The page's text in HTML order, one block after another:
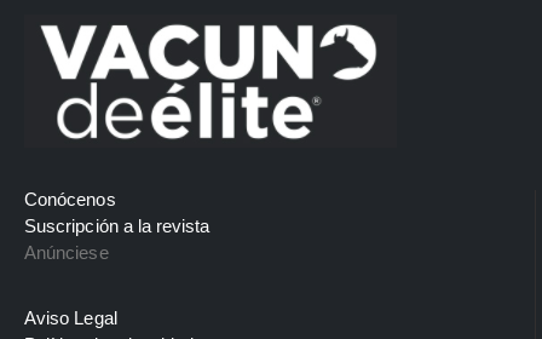
Conócenos
Suscripción a la revista
Anúnciese
Aviso Legal